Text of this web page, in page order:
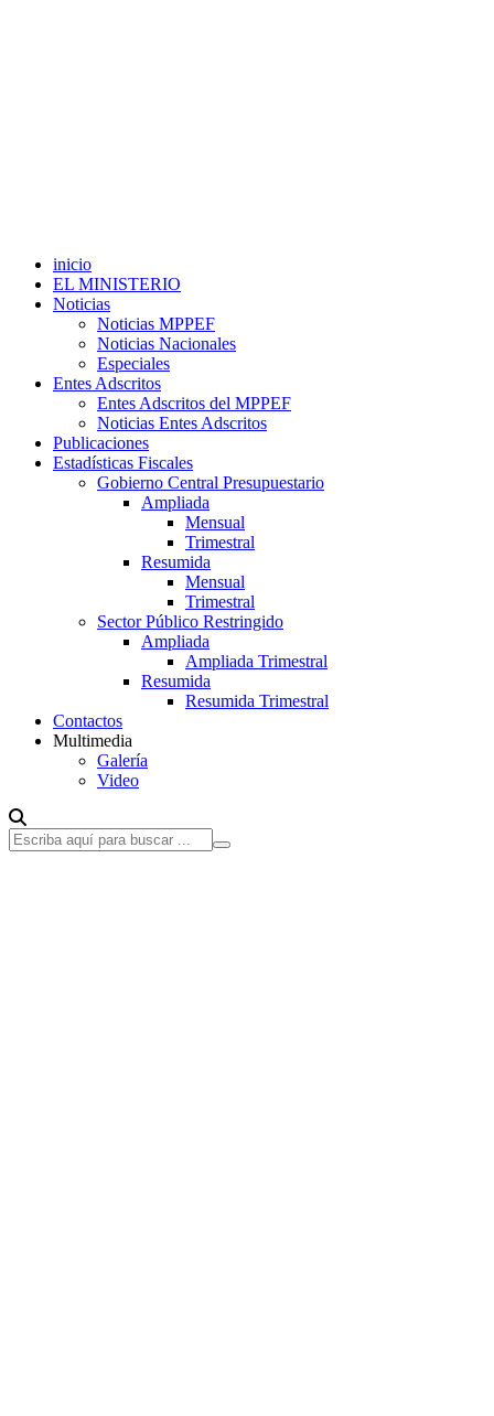
inicio
EL MINISTERIO
Noticias
Noticias MPPEF
Noticias Nacionales
Especiales
Entes Adscritos
Entes Adscritos del MPPEF
Noticias Entes Adscritos
Publicaciones
Estadísticas Fiscales
Gobierno Central Presupuestario
Ampliada
Mensual
Trimestral
Resumida
Mensual
Trimestral
Sector Público Restringido
Ampliada
Ampliada Trimestral
Resumida
Resumida Trimestral
Contactos
Multimedia
Galería
Video